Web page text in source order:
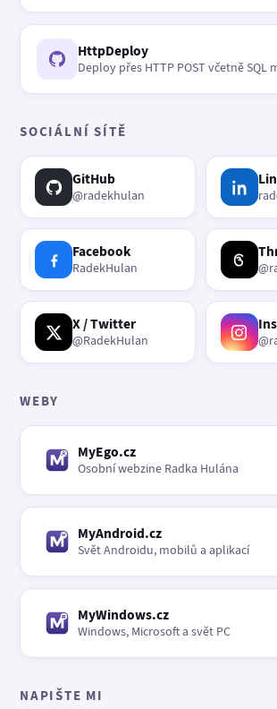
HttpDeploy
Deploy přes HTTP POST včetně SQL
SOCIÁLNÍ SÍTĚ
GitHub
@radekhulan
Facebook
RadekHulan
X / Twitter
@RadekHulan
WEBY
MyEgo.cz
Osobní webzine Radka Hulána
MyAndroid.cz
Svět Androidu, mobilů a aplikací
MyWindows.cz
Windows, Microsoft a svět PC
NAPIŠTE MI